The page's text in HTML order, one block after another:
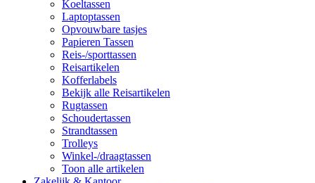
Koeltassen
Laptoptassen
Opvouwbare tasjes
Papieren Tassen
Reis-/sporttassen
Reisartikelen
Kofferlabels
Bekijk alle Reisartikelen
Rugtassen
Schoudertassen
Strandtassen
Trolleys
Winkel-/draagtassen
Toon alle artikelen